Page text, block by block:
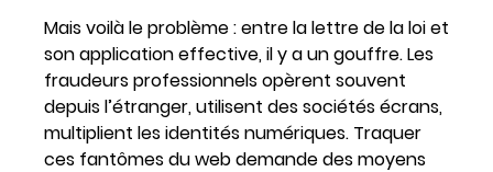
Mais voilà le problème : entre la lettre de la loi et
son application effective, il y a un gouffre. Les
fraudeurs professionnels opèrent souvent
depuis l’étranger, utilisent des sociétés écrans,
multiplient les identités numériques. Traquer
ces fantômes du web demande des moyens